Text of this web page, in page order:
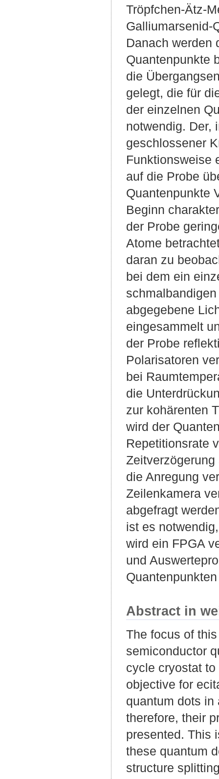
Tröpfchen-Ätz-
Galliumarsenid-
Danach werden
Quantenpunkte
die
gelegt, die für
der einzelnen
notwendig. Der,
geschlossener
Funktionsweise
auf die Probe
Quantenpunkte
Beginn
der Probe
Atome
daran zu
bei dem ein
abgegebene
eingesammelt
der Probe
Polarisatoren
bei
die
zur kohärenten
wird der
Repetitionsrate
die Anregung
Zeilenkamera
abgefragt
ist es
wird ein FPGA
und
Abstract in
The focus of
semiconductor
cycle cryostat
objective for
quantum dots in
therefore, their
presented. This
these quantum
structure